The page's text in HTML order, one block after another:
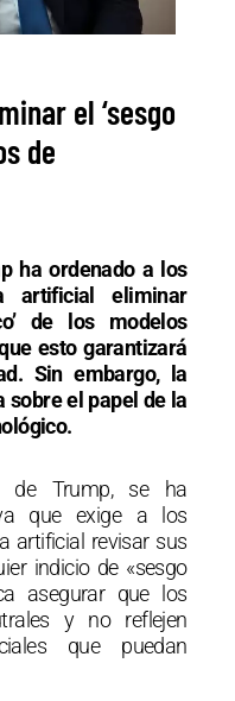
el ‘sesgo
de
ha ordenado a los
artificial eliminar
de los modelos
esto garantizará
Sin embargo, la
sobre el papel de la
de Trump, se ha
que exige a los
artificial revisar sus
indicio de «sesgo
asegurar que los
y no reflejen
que puedan